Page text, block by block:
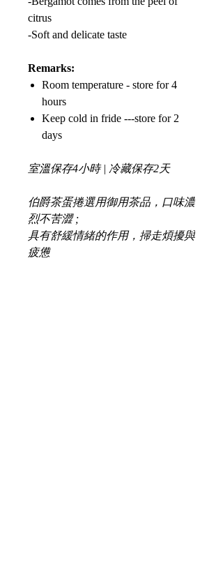
citrus
-Soft and delicate taste
Remarks:
Room temperature - store for 4
hours
Keep cold in fride ---store for 2
days
室溫保存4小時 | 冷藏保存2天
伯爵茶蛋捲選用御用茶品，口味濃
烈不苦澀 ;
具有舒緩情緒的作用，掃走煩擾與
疲憊